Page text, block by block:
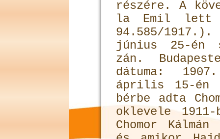
részére. A
la Emil lett
94.585/
június 25-én
zán.
dátuma:
április 15-én
bérbe adta
oklevele
Chomor